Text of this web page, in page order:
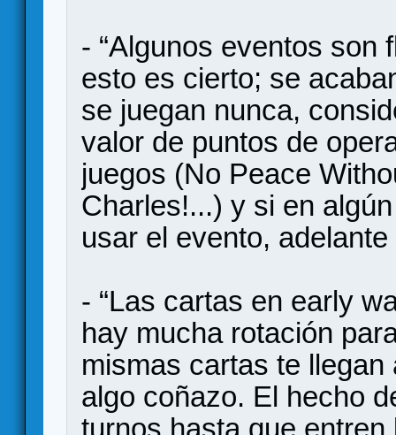
- “Algunos eventos son
esto es cierto; se
se juegan nunca,
valor de puntos de
juegos (No Peace
Charles!...) y si en
usar el evento,
- “Las cartas en early
hay mucha rotación
mismas cartas te
algo coñazo. El hecho
turnos hasta que